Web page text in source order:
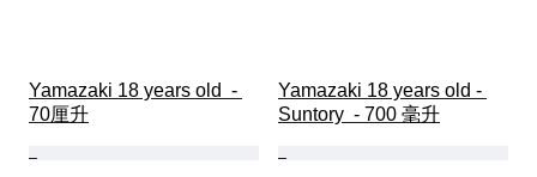
Yamazaki 18 years old  -
70厘升
Yamazaki 18 years old -
Suntory  - 700 毫升